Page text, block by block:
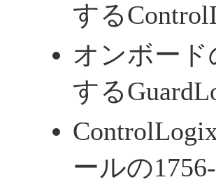
する
オンボード
する
ールの